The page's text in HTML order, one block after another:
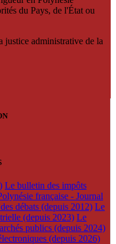
du Pays, de l'État ou
justice administrative de la
Le bulletin des impôts
française - Journal
débats (depuis 2012) Le
(depuis 2023) Le
publics (depuis 2024)
(depuis 2026)